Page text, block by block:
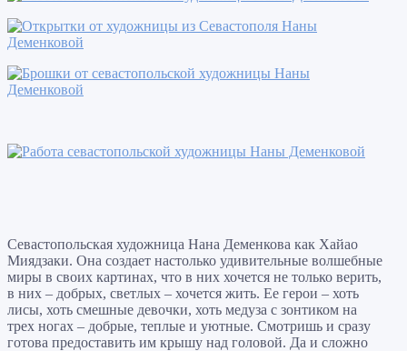
Севастопольская художница Нана Деменкова как Хайао
Миядзаки. Она создает настолько удивительные волшебные
миры в своих картинах, что в них хочется не только верить,
в них – добрых, светлых – хочется жить. Ее герои – хоть
лисы, хоть смешные девочки, хоть медуза с зонтиком на
трех ногах – добрые, теплые и уютные. Смотришь и сразу
готова предоставить им крышу над головой. Да и сложно